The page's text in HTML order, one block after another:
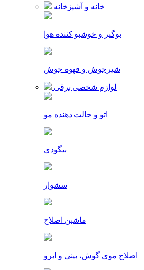
خانه و آشپزخانه
بوگیر و خوشبو کننده هوا
شیرجوش و قهوه جوش
لوازم شخصی برقی
اتو و حالت دهنده مو
بیگودی
سشوار
ماشین اصلاح
اصلاح موی گوش، بینی و ابرو